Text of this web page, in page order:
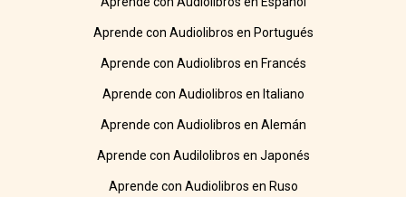
Aprende con Audiolibros en Portugués
Aprende con Audiolibros en Francés
Aprende con Audiolibros en Italiano
Aprende con Audiolibros en Alemán
Aprende con Audilolibros en Japonés
Aprende con Audiolibros en Ruso